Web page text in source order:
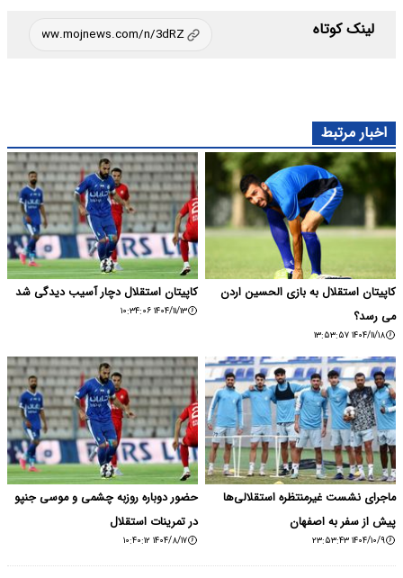
لینک کوتاه
اخبار مرتبط
کاپیتان استقلال به بازی الحسین اردن
می رسد؟
۱۴۰۴/۱۱/۱۸ ۱۳:۵۳:۵۷
کاپیتان استقلال دچار آسیب دیدگی شد
۱۴۰۴/۱۱/۱۳ ۱۰:۳۴:۰۶
ماجرای نشست غیرمنتظره استقلالی‌ها
پیش از سفر به اصفهان
۱۴۰۴/۱۰/۹ ۲۳:۵۳:۴۳
حضور دوباره روزبه چشمی و موسی جنپو
در تمرینات استقلال
۱۴۰۴/۸/۱۷ ۱۰:۴۰:۱۲